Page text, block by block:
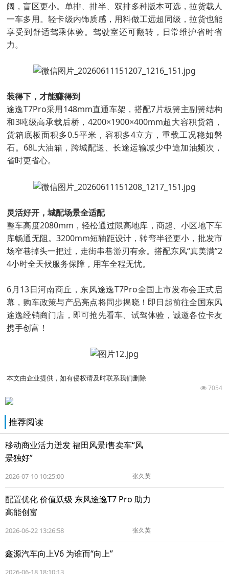
阔，盲区更小。单排、排半、双排多种版本可选，拉货载人
一车多用。轻卡级内饰质感，用料做工远超同级，拉货也能
享受到舒适驾乘体验。驾驶室还可翻转，日常维护省时省
力。
装得下，才能赚得到
途逸T7Pro采用148mm直通车架，搭配7片板簧主副簧结构
和3吨级高承载后桥，4200×1900×400mm超大容积货箱，
货箱底板面积多0.5平米，容积多4立方，重载工况稳如磐
石。68L大油箱，跨城配送、长途运输减少中途加油频次，
省时更省心。
灵活好开，城配场景全适配
整车高度2080mm，轻松通过限高地库，商超、小区地下车
库畅通无阻。3200mm短轴距设计，转弯半径更小，批发市
场窄巷掉头一把过，走街串巷游刃有余。搭配东风“真美满”2
4小时全天候服务保障，用车全程无忧。
6月13日河南商丘，东风途逸T7Pro全国上市发布会正式启
幕，购车政策与产品亮点将同步揭晓！即日起前往全国东风
途逸经销商门店，即可抢先看车、试驾体验，诚邀各位卡友
携手创富！
本文由企业提供，如有侵权请及时联系我们删除
7054
推荐阅读
移动商业活力迸发 福田风景i售卖车“风
景独好”
2026-07-10 10:25:00 张久英
配置优化 价值跃级 东风途逸T7 Pro 助力
高能创富
2026-06-22 13:26:58 张久英
鑫源汽车向上V6 为谁而“向上”
2026-06-18 18:10:13